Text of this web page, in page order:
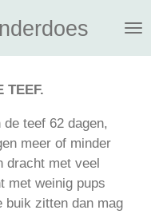
TEEF.
teef 62 dagen,
meer of minder
dracht met veel
met weinig pups
buik zitten dan mag